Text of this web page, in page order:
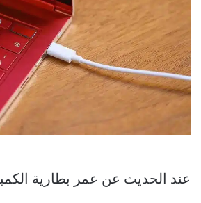
عند الحديث عن عمر بطارية